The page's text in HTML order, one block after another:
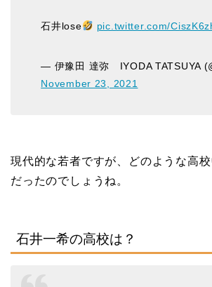
石井lose pic.twitter.com/
— 伊豫田 達弥 IYODA TATSUYA
November 23, 2021
現代的な若者ですが、どのような高
だったのでしょうね。
石井一希の高校は？